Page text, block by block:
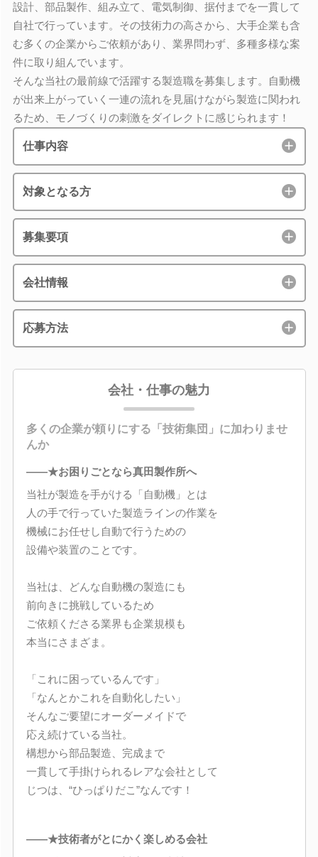
設計、部品製作、組み立て、電気制御、据付までを一貫して
自社で行っています。その技術力の高さから、大手企業も含
む多くの企業からご依頼があり、業界問わず、多種多様な案
件に取り組んでいます。
そんな当社の最前線で活躍する製造職を募集します。自動機
が出来上がっていく一連の流れを見届けながら製造に関われ
るため、モノづくりの刺激をダイレクトに感じられます！
仕事内容
対象となる方
募集要項
会社情報
応募方法
会社・仕事の魅力
多くの企業が頼りにする「技術集団」に加わりませ
んか
――★お困りごとなら真田製作所へ
当社が製造を手がける「自動機」とは
人の手で行っていた製造ラインの作業を
機械にお任せし自動で行うための
設備や装置のことです。
当社は、どんな自動機の製造にも
前向きに挑戦しているため
ご依頼くださる業界も企業規模も
本当にさまざま。
「これに困っているんです」
「なんとかこれを自動化したい」
そんなご要望にオーダーメイドで
応え続けている当社。
構想から部品製造、完成まで
一貫して手掛けられるレアな会社として
じつは、“ひっぱりだこ”なんです！
――★技術者がとにかく楽しめる会社